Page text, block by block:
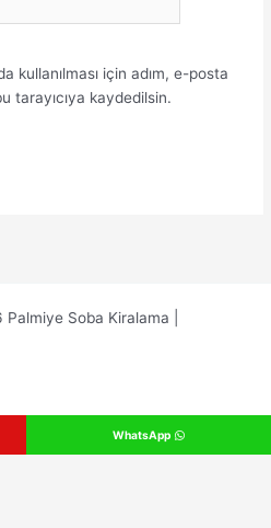
kullanılması için adım, e-posta
tarayıcıya kaydedilsin.
Soba Kiralama |
WhatsApp